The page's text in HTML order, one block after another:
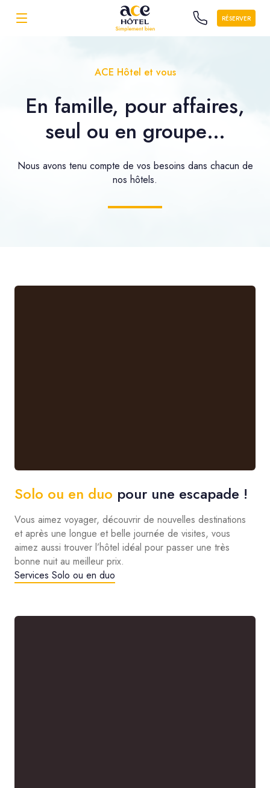
RÉSERVER
ACE Hôtel et vous
En famille, pour affaires,
seul ou en groupe…
Nous avons tenu compte de vos besoins dans chacun de
nos hôtels.
Solo ou en duo pour une escapade !
Vous aimez voyager, découvrir de nouvelles destinations
et après une longue et belle journée de visites, vous
aimez aussi trouver l’hôtel idéal pour passer une très
bonne nuit au meilleur prix.
Services Solo ou en duo